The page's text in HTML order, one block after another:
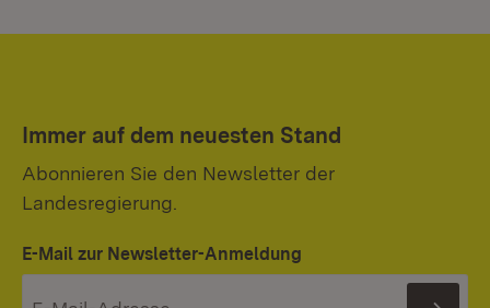
Immer auf dem neuesten Stand
Abonnieren Sie den Newsletter der
Landesregierung.
E-Mail zur Newsletter-Anmeldung